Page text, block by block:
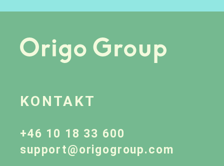
KONTAKT
+46 10 18 33 600
support@origogroup.com